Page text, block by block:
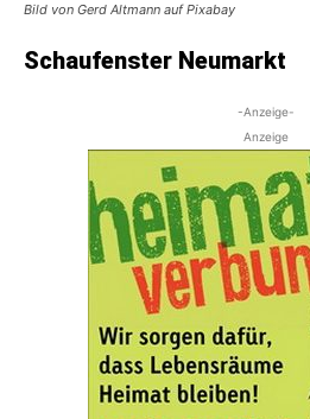
Bild von Gerd Altmann auf Pixabay
Schaufenster Neumarkt
-Anzeige-
Anzeige